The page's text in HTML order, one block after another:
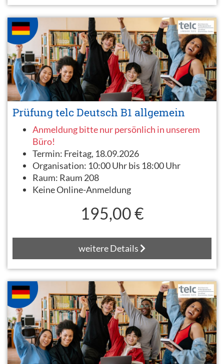
Prüfung telc Deutsch B1 allgemein
Anmeldung bitte nur persönlich in unserem
Büro!
Termin: Freitag, 18.09.2026
Organisation: 10:00 Uhr bis 18:00 Uhr
Raum: Raum 208
Keine Online-Anmeldung
195,00 €
weitere Details